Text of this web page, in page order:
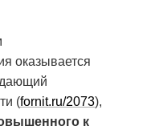
оказывается
(fornit.ru/2073),
к